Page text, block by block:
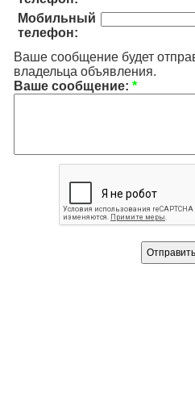
Мобильный
телефон:
Ваше сообщение будет
владельца объявления.
Ваше сообщение: *